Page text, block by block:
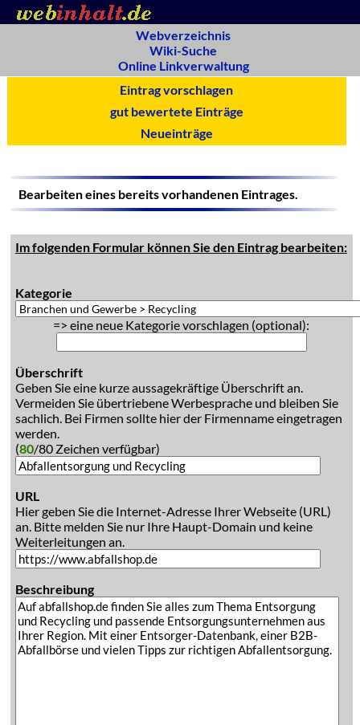
Webverzeichnis
Wiki-Suche
Online Linkverwaltung
Eintrag vorschlagen
gut bewertete Einträge
Neueinträge
Bearbeiten eines bereits vorhandenen Eintrages.
Im folgenden Formular können Sie den Eintrag bearbeiten:
Kategorie
=> eine neue Kategorie vorschlagen (optional):
Überschrift
Geben Sie eine kurze aussagekräftige Überschrift an.
Vermeiden Sie übertriebene Werbesprache und bleiben Sie
sachlich. Bei Firmen sollte hier der Firmenname eingetragen
werden.
(80/80 Zeichen verfügbar)
URL
Hier geben Sie die Internet-Adresse Ihrer Webseite (URL)
an. Bitte melden Sie nur Ihre Haupt-Domain und keine
Weiterleitungen an.
Beschreibung